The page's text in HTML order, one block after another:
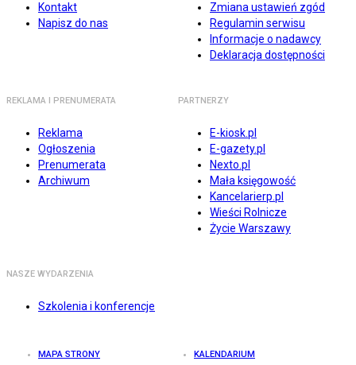
Kontakt
Napisz do nas
Zmiana ustawień zgód
Regulamin serwisu
Informacje o nadawcy
Deklaracja dostępności
REKLAMA I PRENUMERATA
Reklama
Ogłoszenia
Prenumerata
Archiwum
PARTNERZY
E-kiosk.pl
E-gazety.pl
Nexto.pl
Mała księgowość
Kancelarierp.pl
Wieści Rolnicze
Życie Warszawy
NASZE WYDARZENIA
Szkolenia i konferencje
MAPA STRONY KALENDARIUM